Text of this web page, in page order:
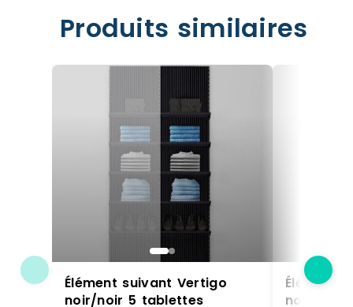
Produits similaires
Élément suivant Vertigo
noir/noir 5 tablettes
Élément
noir/noir